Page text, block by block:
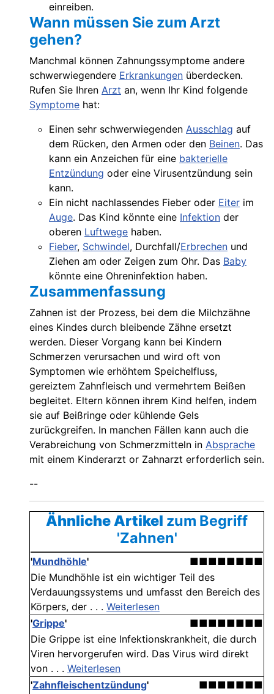
einreiben.
Wann müssen Sie zum Arzt
gehen?
Manchmal können Zahnungssymptome andere
schwerwiegendere Erkrankungen überdecken.
Rufen Sie Ihren Arzt an, wenn Ihr Kind folgende
Symptome hat:
Einen sehr schwerwiegenden Ausschlag auf
dem Rücken, den Armen oder den Beinen. Das
kann ein Anzeichen für eine bakterielle
Entzündung oder eine Virusentzündung sein
kann.
Ein nicht nachlassendes Fieber oder Eiter im
Auge. Das Kind könnte eine Infektion der
oberen Luftwege haben.
Fieber, Schwindel, Durchfall/Erbrechen und
Ziehen am oder Zeigen zum Ohr. Das Baby
könnte eine Ohreninfektion haben.
Zusammenfassung
Zahnen ist der Prozess, bei dem die Milchzähne
eines Kindes durch bleibende Zähne ersetzt
werden. Dieser Vorgang kann bei Kindern
Schmerzen verursachen und wird oft von
Symptomen wie erhöhtem Speichelfluss,
gereiztem Zahnfleisch und vermehrtem Beißen
begleitet. Eltern können ihrem Kind helfen, indem
sie auf Beißringe oder kühlende Gels
zurückgreifen. In manchen Fällen kann auch die
Verabreichung von Schmerzmitteln in Absprache
mit einem Kinderarzt or Zahnarzt erforderlich sein.
--
Ähnliche Artikel zum Begriff
'Zahnen'
'Mundhöhle'
■■■■■■■■
Die Mundhöhle ist ein wichtiger Teil des
Verdauungssystems und umfasst den Bereich des
Körpers, der . . . Weiterlesen
'Grippe'
■■■■■■■■
Die Grippe ist eine Infektionskrankheit, die durch
Viren hervorgerufen wird. Das Virus wird direkt
von . . . Weiterlesen
'Zahnfleischentzündung' ■■■■■■■